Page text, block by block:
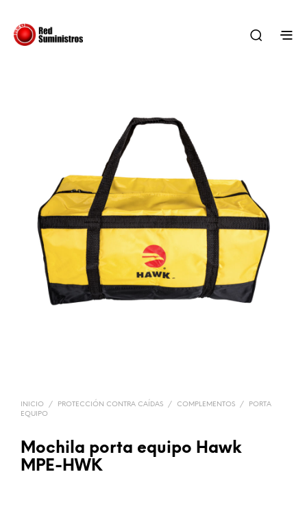
INICIO / PROTECCIÓN CONTRA CAÍDAS / COMPLEMENTOS /
PORTA
EQUIPO
Mochila porta equipo Hawk
MPE-HWK